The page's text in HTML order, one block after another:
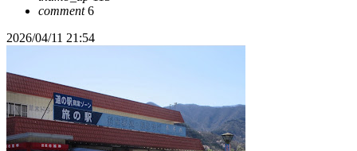
comment6
2026/04/11 21:54